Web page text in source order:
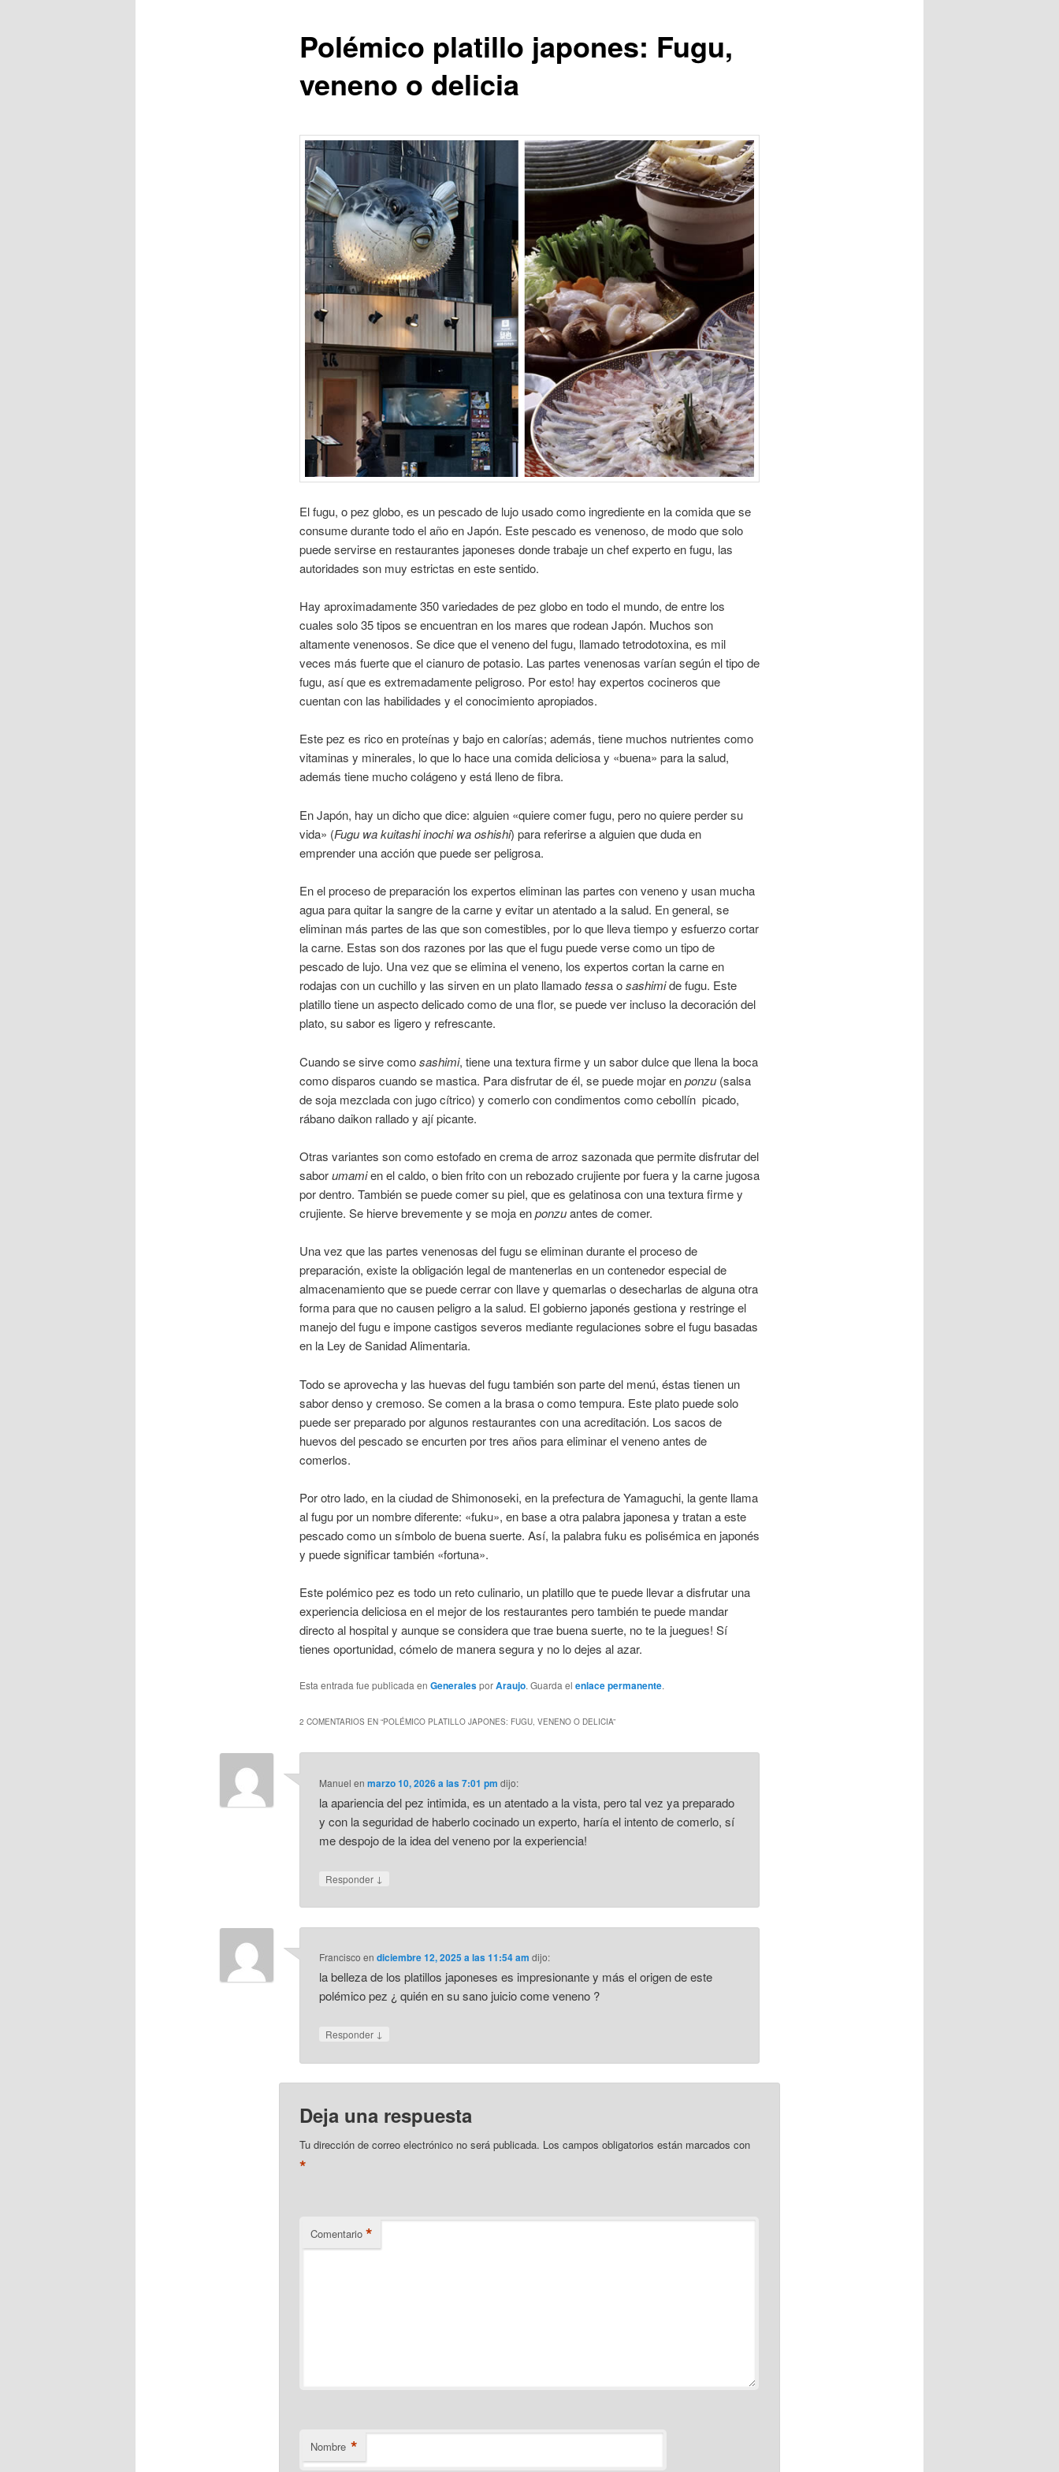
Polémico platillo japones: Fugu,
veneno o delicia
El fugu, o pez globo, es un pescado de lujo usado como ingrediente en la comida que se
consume durante todo el año en Japón. Este pescado es venenoso, de modo que solo
puede servirse en restaurantes japoneses donde trabaje un chef experto en fugu, las
autoridades son muy estrictas en este sentido.
Hay aproximadamente 350 variedades de pez globo en todo el mundo, de entre los
cuales solo 35 tipos se encuentran en los mares que rodean Japón. Muchos son
altamente venenosos. Se dice que el veneno del fugu, llamado tetrodotoxina, es mil
veces más fuerte que el cianuro de potasio. Las partes venenosas varían según el tipo de
fugu, así que es extremadamente peligroso. Por esto! hay expertos cocineros que
cuentan con las habilidades y el conocimiento apropiados.
Este pez es rico en proteínas y bajo en calorías; además, tiene muchos nutrientes como
vitaminas y minerales, lo que lo hace una comida deliciosa y «buena» para la salud,
además tiene mucho colágeno y está lleno de fibra.
En Japón, hay un dicho que dice: alguien «quiere comer fugu, pero no quiere perder su
vida» (Fugu wa kuitashi inochi wa oshishi) para referirse a alguien que duda en
emprender una acción que puede ser peligrosa.
En el proceso de preparación los expertos eliminan las partes con veneno y usan mucha
agua para quitar la sangre de la carne y evitar un atentado a la salud. En general, se
eliminan más partes de las que son comestibles, por lo que lleva tiempo y esfuerzo cortar
la carne. Estas son dos razones por las que el fugu puede verse como un tipo de
pescado de lujo. Una vez que se elimina el veneno, los expertos cortan la carne en
rodajas con un cuchillo y las sirven en un plato llamadotessa osashimide fugu. Este
platillo tiene un aspecto delicado como de una flor, se puede ver incluso la decoración del
plato, su sabor es ligero y refrescante.
Cuando se sirve comosashimi, tiene una textura firme y un sabor dulce que llena la boca
como disparos cuando se mastica. Para disfrutar de él, se puede mojar enponzu(salsa
de soja mezclada con jugo cítrico) y comerlo con condimentos como cebollín picado,
rábano daikon rallado y ají picante.
Otras variantes son como estofado en crema de arroz sazonada que permite disfrutar del
saborumamien el caldo, o bien frito con un rebozado crujiente por fuera y la carne jugosa
por dentro. También se puede comer su piel, que es gelatinosa con una textura firme y
crujiente. Se hierve brevemente y se moja enponzuantes de comer.
Una vez que las partes venenosas del fugu se eliminan durante el proceso de
preparación, existe la obligación legal de mantenerlas en un contenedor especial de
almacenamiento que se puede cerrar con llave y quemarlas o desecharlas de alguna otra
forma para que no causen peligro a la salud. El gobierno japonés gestiona y restringe el
manejo del fugu e impone castigos severos mediante regulaciones sobre el fugu basadas
en la Ley de Sanidad Alimentaria.
Todo se aprovecha y las huevas del fugu también son parte del menú, éstas tienen un
sabor denso y cremoso. Se comen a la brasa o como tempura. Este plato puede solo
puede ser preparado por algunos restaurantes con una acreditación. Los sacos de
huevos del pescado se encurten por tres años para eliminar el veneno antes de
comerlos.
Por otro lado, en la ciudad de Shimonoseki, en la prefectura de Yamaguchi, la gente llama
al fugu por un nombre diferente: «fuku», en base a otra palabra japonesa y tratan a este
pescado como un símbolo de buena suerte. Así, la palabra fuku es polisémica en japonés
y puede significar también «fortuna».
Este polémico pez es todo un reto culinario, un platillo que te puede llevar a disfrutar una
experiencia deliciosa en el mejor de los restaurantes pero también te puede mandar
directo al hospital y aunque se considera que trae buena suerte, no te la juegues! Sí
tienes oportunidad, cómelo de manera segura y no lo dejes al azar.
Esta entrada fue publicada en GeneralesporAraujo. Guarda el enlace permanente.
2 COMENTARIOS EN “POLÉMICO PLATILLO JAPONES: FUGU, VENENO O DELICIA”
Manuel enmarzo 10, 2026 a las 7:01 pm dijo:
la apariencia del pez intimida, es un atentado a la vista, pero tal vez ya preparado
y con la seguridad de haberlo cocinado un experto, haría el intento de comerlo, sí
me despojo de la idea del veneno por la experiencia!
Responder ↓
Francisco endiciembre 12, 2025 a las 11:54 am dijo:
la belleza de los platillos japoneses es impresionante y más el origen de este
polémico pez ¿ quién en su sano juicio come veneno ?
Responder ↓
Deja una respuesta
Tu dirección de correo electrónico no será publicada. Los campos obligatorios están marcados con
*
Comentario *
Nombre *